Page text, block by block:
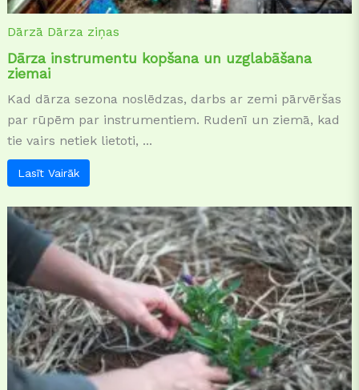
Dārzā Dārza ziņas
Dārza instrumentu kopšana un uzglabāšana
ziemai
Kad dārza sezona noslēdzas, darbs ar zemi pārvēršas
par rūpēm par instrumentiem. Rudenī un ziemā, kad
tie vairs netiek lietoti, ...
Lasīt Vairāk